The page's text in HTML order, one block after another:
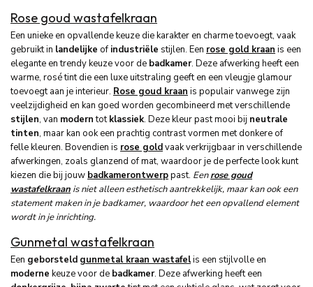
Rose goud wastafelkraan
Een unieke en opvallende keuze die karakter en charme toevoegt, vaak
gebruikt in landelijke of industriële stijlen. Een rose gold kraan is een
elegante en trendy keuze voor de badkamer. Deze afwerking heeft een
warme, rosé tint die een luxe uitstraling geeft en een vleugje glamour
toevoegt aan je interieur. Rose goud kraan is populair vanwege zijn
veelzijdigheid en kan goed worden gecombineerd met verschillende
stijlen, van moderntotklassiek. Deze kleur past mooi bij neutrale
tinten, maar kan ook een prachtig contrast vormen met donkere of
felle kleuren. Bovendien is rose goldvaak verkrijgbaar in verschillende
afwerkingen, zoals glanzend of mat, waardoor je de perfecte look kunt
kiezen die bij jouw badkamerontwerppast. Eenrose goud
wastafelkraan is niet alleen esthetisch aantrekkelijk, maar kan ook een
statement maken in je badkamer, waardoor het een opvallend element
wordt in je inrichting.
Gunmetal wastafelkraan
Een geborsteld gunmetal kraan wastafelis een stijlvolle en
moderne keuze voor de badkamer. Deze afwerking heeft een